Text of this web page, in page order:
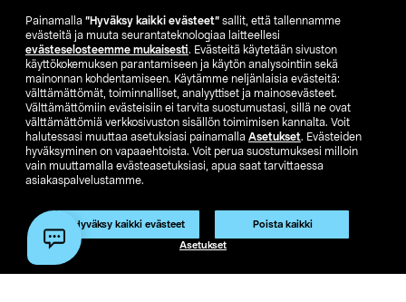
Painamalla ”Hyväksy kaikki evästeet” sallit, että tallennamme
evästeitä ja muuta seurantateknologiaa laitteellesi
evästeselosteemme mukaisesti. Evästeitä käytetään sivuston
käyttökokemuksen parantamiseen ja käytön analysointiin sekä
mainonnan kohdentamiseen. Käytämme neljänlaisia evästeitä:
välttämättömät, toiminnalliset, analyyttiset ja mainosevästeet.
Välttämättömiin evästeisiin ei tarvita suostumustasi, sillä ne ovat
välttämättömiä verkkosivuston sisällön toimimisen kannalta. Voit
halutessasi muuttaa asetuksiasi painamalla Asetukset. Evästeiden
hyväksyminen on vapaaehtoista. Voit perua suostumuksesi milloin
vain muuttamalla evästeasetuksiasi, apua saat tarvittaessa
asiakaspalvelustamme.
Hyväksy kaikki evästeet Poista kaikki
Asetukset
Etsi myymälä
SE NO FI
FI SV
Ostoehdot